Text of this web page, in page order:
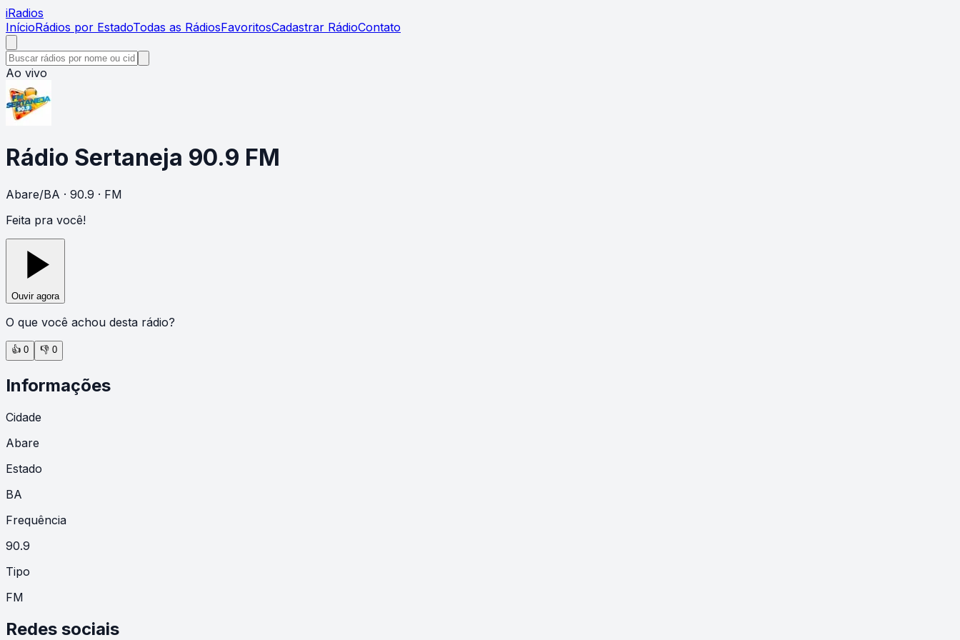
iRadios
InícioRádios por EstadoTodas as RádiosFavoritosCadastrar RádioContato
Ao vivo
Rádio Sertaneja 90.9 FM
Abare/BA · 90.9 · FM
Feita pra você!
Ouvir agora
O que você achou desta rádio?
👍 0 👎 0
Informações
Cidade
Abare
Estado
BA
Frequência
90.9
Tipo
FM
Redes sociais